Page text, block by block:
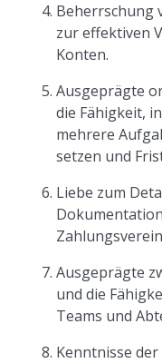
Beherrschung
zur effektiven
Konten.
Ausgeprägte
die Fähigkeit,
mehrere
setzen und
Liebe zum
Ausgeprägte
und die
Teams und
Kenntnisse